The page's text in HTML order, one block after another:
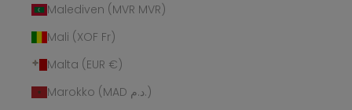
Malediven (MVR MVR)
Mali (XOF Fr)
Malta (EUR €)
Marokko (MAD د.م.)